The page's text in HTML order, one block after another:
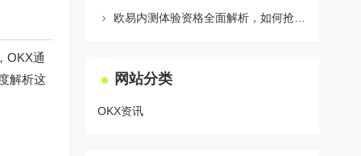
OKX通
解析这
网站分类
OKX资讯